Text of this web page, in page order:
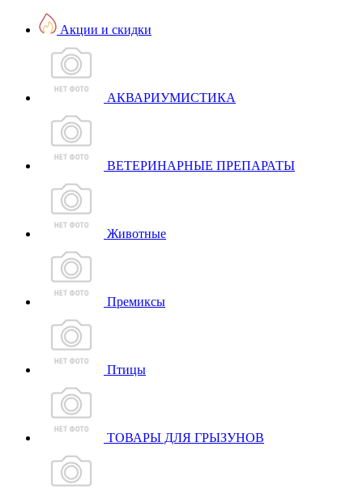
Акции и скидки
АКВАРИУМИСТИКА
ВЕТЕРИНАРНЫЕ ПРЕПАРАТЫ
Животные
Премиксы
Птицы
ТОВАРЫ ДЛЯ ГРЫЗУНОВ